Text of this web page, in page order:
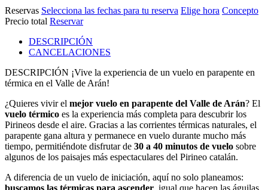
Reservas Selecciona las fechas para tu reserva Elige hora Concepto
Precio total Reservar
DESCRIPCIÓN
CANCELACIONES
DESCRIPCIÓN ¡Vive la experiencia de un vuelo en parapente en
térmica en el Valle de Arán!
¿Quieres vivir el mejor vuelo en parapente del Valle de Arán? El
vuelo térmico es la experiencia más completa para descubrir los
Pirineos desde el aire. Gracias a las corrientes térmicas naturales, el
parapente gana altura y permanece en vuelo durante mucho más
tiempo, permitiéndote disfrutar de 30 a 40 minutos de vuelo sobre
algunos de los paisajes más espectaculares del Pirineo catalán.
A diferencia de un vuelo de iniciación, aquí no solo planeamos: